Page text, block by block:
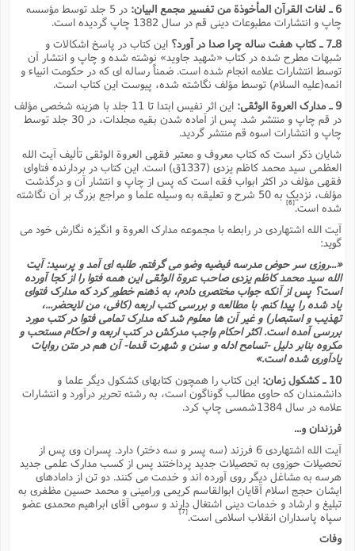
6 ـ لغات القرآن المأخوذة من تفسیر مجمع البیان:
در 5 جلد توسط مؤسسه
چاپ و انتشارات مطبوعات دینى قم در سال 1382 چاپ گردیده است.
8ـ7 ـ کتاب هفت ساله چرا صدا در آورد؟
این کتاب در پاسخ اشکالات و
شبهات مطرح شده در کتاب «شهید جاوید» نوشته شده و چاپ و انتشار آن
توسط انتشارات علامه انجام شده است. ضمناً رساله اى که در حکومت انبیاء و
ائمه(علیه السلام) توسط مؤلف نگاشته شده، پیوست این کتاب است.
9 ـ مدارک العروة الوثقى:
این اثر نفیس ابتدا تا 11 جلد با هزینه شخصى مؤلف
در قم چاپ و منتشر شد. پس از آماده شدن بقیه مجلدات، در 30 جلد توسط
چاپ و انتشارات اسوه قم منتشر گردید.
شایان ذکر است که کتاب معروف و معتبر فقهى العروة الوثقى تألیف آیت الله
العظمى سید محمد کاظم یزدى (1337ق) است. این کتاب در بردارنده فتاواى
فقهى مؤلف در اکثر ابواب فقه است که پس از چاپ و انتشار آن و درگذشت
مؤلف، نزدیک به 50 شرح و تعلیقه به وسیله علما و مراجع بزرگ بر آن نگاشته
شده است.[6]
آیت الله اشتهاردى در رابطه با مجموعه مدارک العروة و انگیزه نگارش خود مى
گوید:
«...روزى سر حوض مدرسه فیضیه وضو مى گرفتم. طلبه اى آمد و پرسید: آیت
الله سید محمد کاظم یزدى صاحب عروة الوثقى این همه فتوا را از کجا آورده
است؟ پس از آنکه جواب مختصرى دادم، به ذهنم خطور کرد که مدارک فتواى
یاد شده را پیدا کنم. با مطالعه و بررسى کتب اربعه (کافى، من لایحضر...،
تهذیب و استبصار) و غیر آن ها معلوم شد که مدارک تمامى فتوا در کتب مورد
بررسى آمده است. اکثر احکام واجب مدرکش در کتب اربعه و احکام مستحب و
مکروه بنابر دلیل -تسامح ادله و سنن و شهرت قدما- آن هم در متن روایات
یادآورى شده است.»
10 ـ کشکول زمان:
این کتاب را همچون کتابهاى کشکول دیگر علما و
دانشمندان که حاوى مطالب گوناگون است، به رشته تحریر درآورد و انتشارات
علامه در سال 1384شمسى چاپ کرد.
فرزندان و...
آیت الله اشتهاردى 6 فرزند (سه پسر و سه دختر) دارد. پسران وى پس از
تحصیلات حوزوى به تحصیلات جدید پرداختند پس از کسب مدارک علمى جدید
هرسه به مشاغل دیگر روى آورده اند و خدمت مى کنند. دو تن از دامادهاى
ایشان حجج اسلام آقایان ابوالقاسم کریمى ورامینى و محمد حسین مظفرى به
تبلیغ و ارشاد و خدمات دینى اشتغال دارند و سومى آقاى ابراهیم محمدى عضو
سپاه پاسداران انقلاب اسلامى است.
وفات